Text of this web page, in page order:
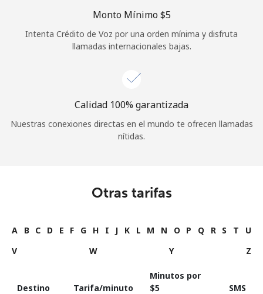
Monto Mínimo ⁦$5⁩
Intenta Crédito de Voz por una orden mínima y disfruta
llamadas internacionales bajas.
Calidad 100% garantizada
Nuestras conexiones directas en el mundo te ofrecen llamadas
nítidas.
Otras tarifas
A B C D E F G H I J K L M N O P Q R S T
U
V
W Y Z
Destino Tarifa/minuto
Minutos por
⁦$5⁩
SMS